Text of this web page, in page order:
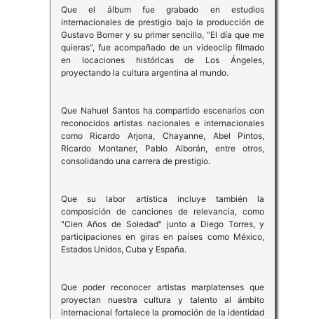
Que el álbum fue grabado en estudios
internacionales de prestigio bajo la producción de
Gustavo Borner y su primer sencillo, “El día que me
quieras”, fue acompañado de un videoclip filmado
en locaciones históricas de Los Ángeles,
proyectando la cultura argentina al mundo.
Que Nahuel Santos ha compartido escenarios con
reconocidos artistas nacionales e internacionales
como Ricardo Arjona, Chayanne, Abel Pintos,
Ricardo Montaner, Pablo Alborán, entre otros,
consolidando una carrera de prestigio.
Que su labor artística incluye también la
composición de canciones de relevancia, como
"Cien Años de Soledad" junto a Diego Torres, y
participaciones en giras en países como México,
Estados Unidos, Cuba y España.
Que poder reconocer artistas marplatenses que
proyectan nuestra cultura y talento al ámbito
internacional fortalece la promoción de la identidad